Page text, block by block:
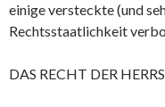
einige versteckte (und
Rechtsstaatlichkeit
DAS RECHT DER